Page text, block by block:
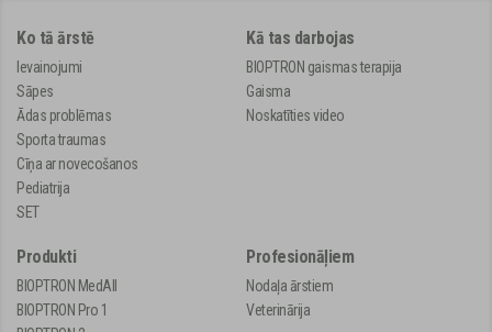
Ko tā ārstē
Ievainojumi
Sāpes
Ādas problēmas
Sporta traumas
Cīņa ar novecošanos
Pediatrija
SET
Kā tas darbojas
BIOPTRON gaismas terapija
Gaisma
Noskatīties video
Produkti
BIOPTRON MedAll
BIOPTRON Pro 1
Profesionāļiem
Nodaļa ārstiem
Veterinārija